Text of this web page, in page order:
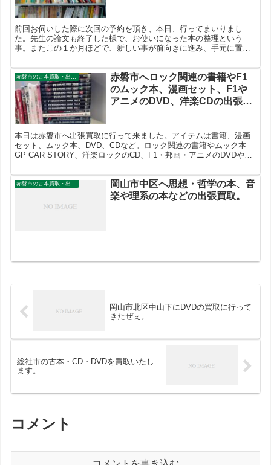
前回お伺いした際に次回の予約を頂き、本日、行ってまいりまし
た。先生の論文も終了した様で、お使いになった本の整理という
事。またこの１か月ほどで、新しい事が前向きに進み、手元に置い
本...
赤磐市へロック関連の書籍やF1
のムック本、漫画セット、F1や
アニメのDVD、洋楽CDの出張買
本日は赤磐市へ出張買取に行って来ました。アイテムは書籍、漫画
セット、ムック本、DVD、CDなど。ロック関連の書籍やムック本
GP CAR STORY、洋楽ロックのCD、F1・邦画・アニメのDVDやブ
岡山市中区へ思想・哲学の本、音
楽や理系の本などの出張買取。
岡山市北区中山下にDVDの買取に行って
きたぜぇ。
総社市の古本・CD・DVDを買取いたし
ます。
コメント